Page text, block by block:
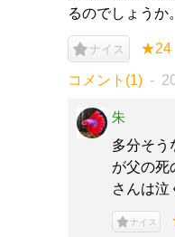
るのでしょうか。
ナイス ★24
コメント(1)
朱
多分そう
が父の死
さんは泣
ナイス